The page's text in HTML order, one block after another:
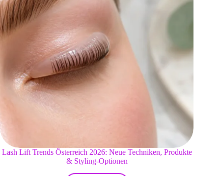
Lash Lift Trends Österreich 2026: Neue Techniken, Produkte
& Styling-Optionen